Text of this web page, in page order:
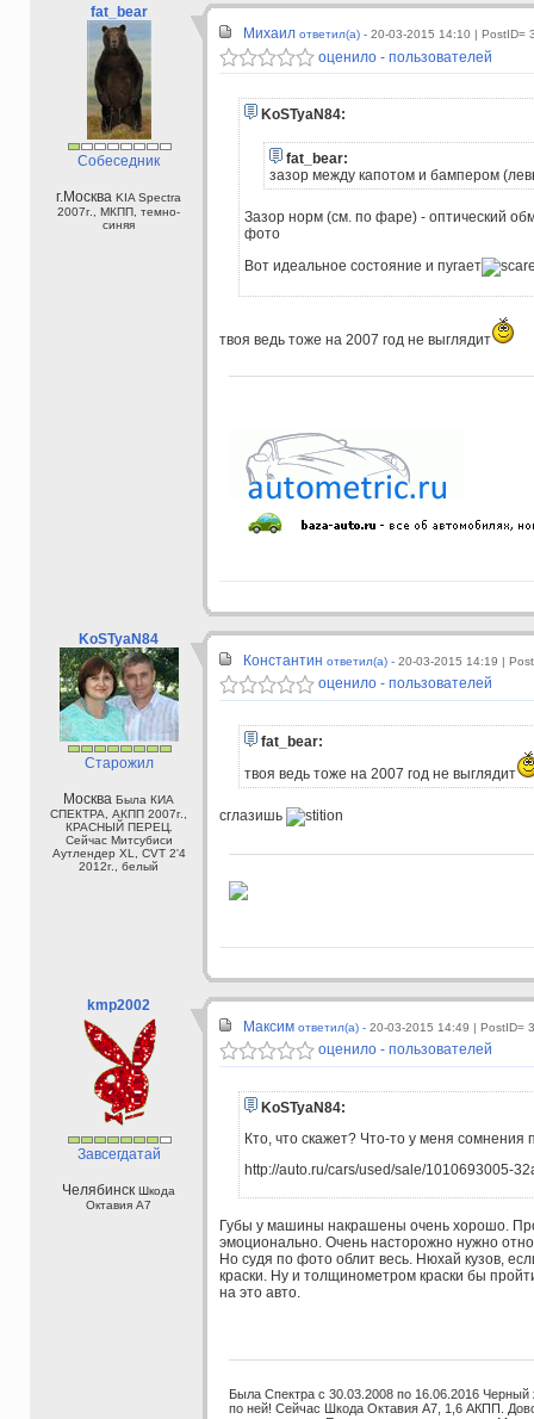
fat_bear
Собеседник
г.Москва KIA Spectra
2007г., МКПП, темно-
синяя
Михаил ответил(а) - 20-03-2015 14:10 | PostID=
оценило - пользователей
KoSTyaN84:
fat_bear:
зазор между капотом и бампером
Зазор норм (см. по фаре) - оптический
фото
Вот идеальное состояние и пугает
твоя ведь тоже на 2007 год не выглядит
KoSTyaN84
Старожил
Москва Была КИА
СПЕКТРА, АКПП 2007г.,
КРАСНЫЙ ПЕРЕЦ.
Сейчас Митсубиси
Аутлендер XL, CVT 2'4
2012г., белый
Константин ответил(а) - 20-03-2015 14:19 |
оценило - пользователей
fat_bear:
твоя ведь тоже на 2007 год не выглядит
сглазишь
kmp2002
Завсегдатай
Челябинск Шкода
Октавия А7
Максим ответил(а) - 20-03-2015 14:49 | PostID=
оценило - пользователей
KoSTyaN84:
Кто, что скажет? Что-то у меня сомнения
http://auto.ru/cars/used/sale/1010693005-
Губы у машины накрашены очень хорошо.
эмоционально. Очень насторожно нужно
Но судя по фото облит весь. Нюхай кузов,
краски. Ну и толщинометром краски бы
на это авто.
Была Спектра с 30.03.2008 по 16.06.2016
по ней! Сейчас Шкода Октавия А7, 1,6 АКПП.